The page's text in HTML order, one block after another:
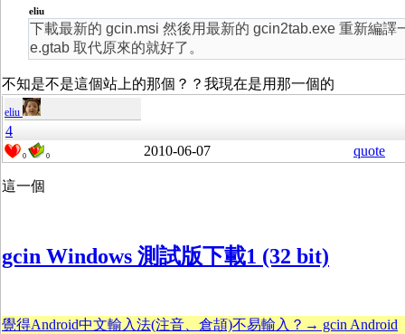
eliu
下載最新的 gcin.msi 然後用最新的 gcin2tab.exe 重新編譯
e.gtab 取代原來的就好了。
不知是不是這個站上的那個？？我現在是用那一個的
eliu
4
0 0 2010-06-07 quote
這一個
gcin Windows 測試版下載1 (32 bit)
覺得Android中文輸入法(注音、倉頡)不易輸入？→ gcin Android